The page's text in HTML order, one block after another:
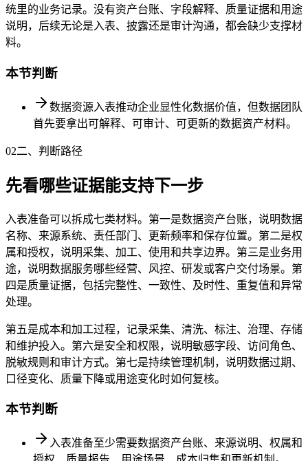
统里的业务记录。没有资产台账、字段解释、质量证据和用途
说明，后续无论是入表、披露还是审计沟通，都会缺少支撑材
料。
本节判断
数据资源入表推动企业显性化数据价值，但数据团队
首先要拿出可解释、可审计、可更新的数据资产材料。
02二、判断路径
先看哪些证据能支持下一步
入表准备可以拆成七类材料。第一是数据资产台账，说明数据
名称、来源系统、责任部门、更新频率和保存位置。第二是权
属和授权，说明采集、加工、使用和共享边界。第三是业务用
途，说明数据服务哪些经营、风控、研发或客户交付场景。第
四是质量证据，包括完整性、一致性、及时性、重复值和异常
处理。
第五是成本和加工过程，记录采集、清洗、标注、治理、存储
和维护投入。第六是安全和权限，说明敏感字段、访问角色、
脱敏规则和审计方式。第七是持续管理机制，说明数据过期、
口径变化、质量下降或用途变化时如何复核。
本节判断
入表准备至少需要数据资产台账、来源说明、权属和